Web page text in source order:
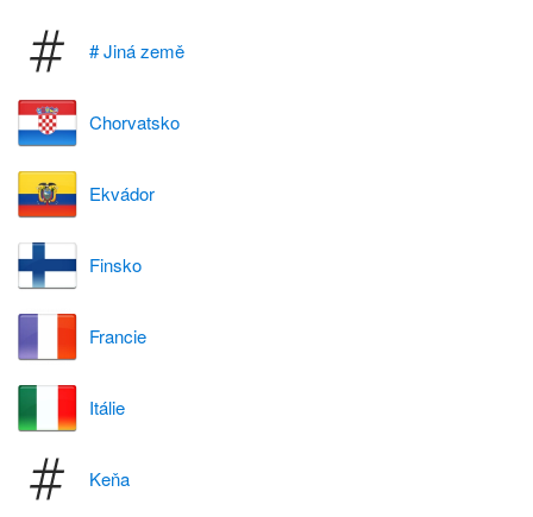
# Jiná země
Chorvatsko
Ekvádor
Finsko
Francie
Itálie
Keňa